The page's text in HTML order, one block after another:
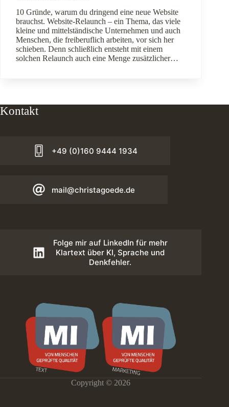
10 Gründe, warum du dringend eine neue Website
brauchst. Website-Relaunch – ein Thema, das viele
kleine und mittelständische Unternehmen und auch
Menschen, die freiberuflich arbeiten, vor sich her
schieben. Denn schließlich entsteht mit einem
solchen Relaunch auch eine Menge zusätzlicher…
Kontakt
+49 (0)160 9444 1934
mail@christagoede.de
Folge mir auf LinkedIn für mehr
Klartext über KI, Sprache und
Denkfehler.
Copyright © 2026